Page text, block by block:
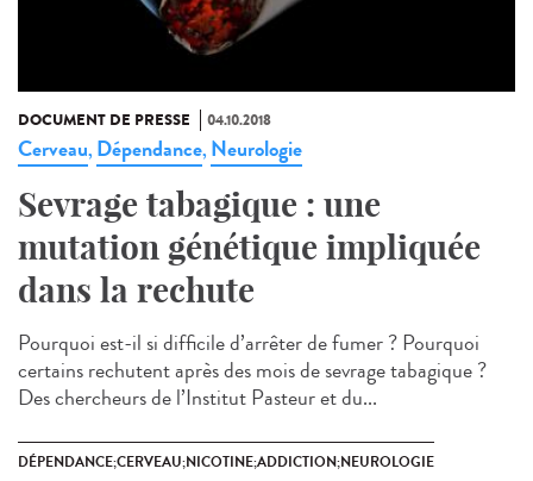
DOCUMENT DE PRESSE 04.10.2018
Cerveau, Dépendance, Neurologie
Sevrage tabagique : une
mutation génétique impliquée
dans la rechute
Pourquoi est-il si difficile d’arrêter de fumer ? Pourquoi
certains rechutent après des mois de sevrage tabagique ?
Des chercheurs de l’Institut Pasteur et du...
DÉPENDANCE;CERVEAU;NICOTINE;ADDICTION;NEUROLOGIE